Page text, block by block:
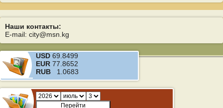
Наши контакты:
E-mail: city@msn.kg
USD 69.8499
EUR 77.8652
RUB 1.0683